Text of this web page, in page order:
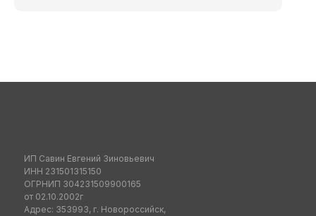
ИП Савин Евгений Зиновьевич
ИНН 231501315150
ОГРНИП 304231509900165
от 02.10.2002г
Адрес: 353993, г. Новороссийск,